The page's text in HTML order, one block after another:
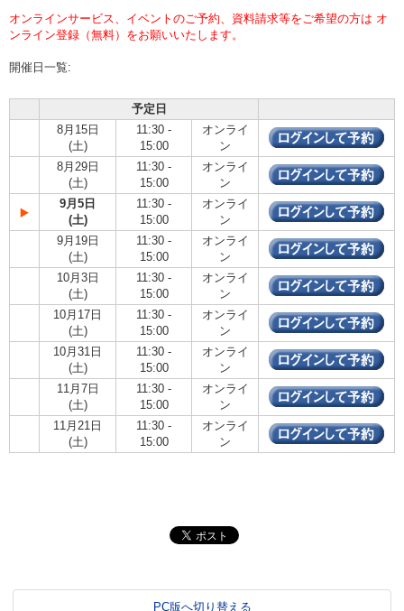
オンラインサービス、イベントのご予約、資料請求等をご希望の方は オ
ンライン登録（無料）をお願いいたします。
開催日一覧:
予定日
8月15日
(土)
11:30 -
15:00
オンライ
ン
8月29日
(土)
11:30 -
15:00
オンライ
ン
9月5日
(土)
11:30 -
15:00
オンライ
ン
9月19日
(土)
11:30 -
15:00
オンライ
ン
10月3日
(土)
11:30 -
15:00
オンライ
ン
10月17日
(土)
11:30 -
15:00
オンライ
ン
10月31日
(土)
11:30 -
15:00
オンライ
ン
11月7日
(土)
11:30 -
15:00
オンライ
ン
11月21日
(土)
11:30 -
15:00
オンライ
ン
PC版へ切り替える